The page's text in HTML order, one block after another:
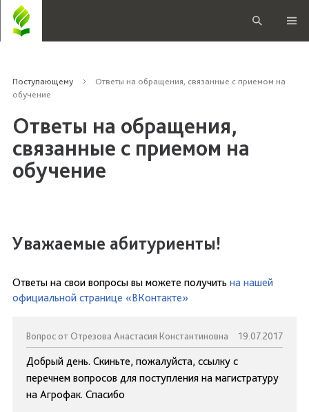
Поступающему
Ответы на обращения, связанные с приемом на
обучение
Ответы на обращения,
связанные с приемом на
обучение
Уважаемые абитуриенты!
Ответы на свои вопросы вы можете получить на нашей
официальной странице «ВКонтакте»
Вопрос от Отрезова Анастасия Константиновна 19.07.2017
Добрый день. Скиньте, пожалуйста, ссылку с
перечнем вопросов для поступления на магистратуру
на Агрофак. Спасибо